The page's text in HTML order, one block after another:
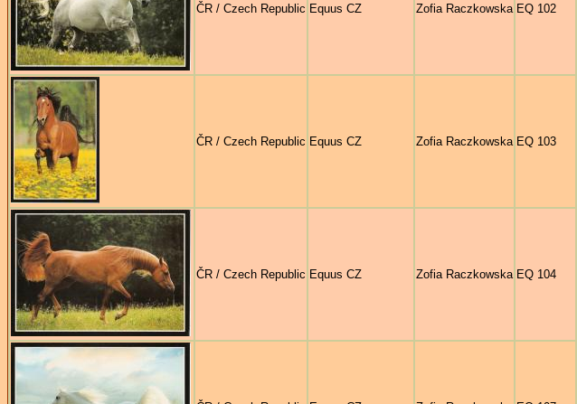
ČR / Czech Republic Equus CZ Zofia Raczkowska EQ 102
ČR / Czech Republic Equus CZ Zofia Raczkowska EQ 103
ČR / Czech Republic Equus CZ Zofia Raczkowska EQ 104